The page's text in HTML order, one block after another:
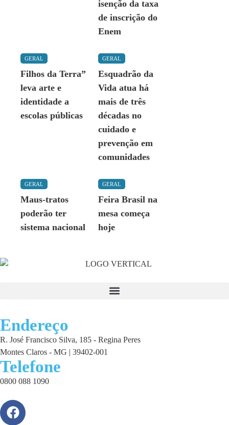
isenção da taxa
de inscrição do
Enem
GERAL
Filhos da Terra”
leva arte e
identidade a
escolas públicas
GERAL
Esquadrão da
Vida atua há
mais de três
décadas no
cuidado e
prevenção em
comunidades
GERAL
Maus-tratos
poderão ter
sistema nacional
GERAL
Feira Brasil na
mesa começa
hoje
Endereço
R. José Francisco Silva, 185 - Regina Peres
Montes Claros - MG | 39402-001
Telefone
0800 088 1090